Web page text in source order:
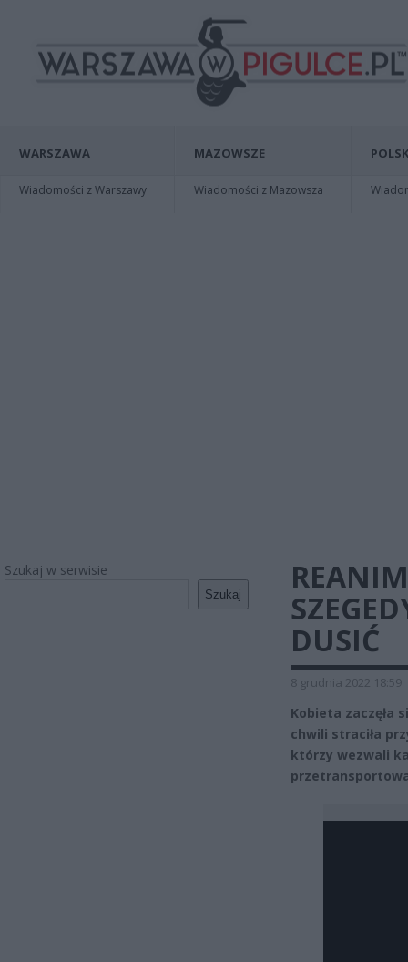
WARSZAWA
Wiadomości z Warszawy
MAZOWSZE
Wiadomości z Mazowsza
Szukaj w serwisie
Szukaj
DUSIĆ
8 grudnia 2022 18:59
Kobieta zaczęła
chwili straciła
którzy wezwali